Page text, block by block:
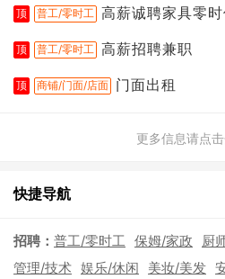
顶 普工/零时工 高薪诚聘家具零时
顶 普工/零时工 高薪招聘兼职
顶 商铺/门面/店面 门面出租
更多信息请点
快捷导航
招聘： 普工/零时工 保姆/家政 厨
管理/技术 娱乐/休闲 美妆/美发